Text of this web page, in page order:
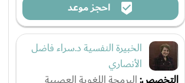
احجز موعد
الخبيرة النفسية د.سراء فاضل
الأنصاري
التخصص:البرمجة اللغوية العصبية